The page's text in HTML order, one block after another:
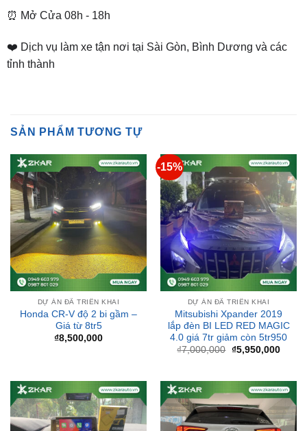
❤️ Dịch vụ làm xe tận nơi tại Sài Gòn, Bình Dương và các
DỰ ÁN ĐÃ TRIỂN KHAI
Honda CR-V độ 2 bi gầm –
Giá từ 8tr5
₫8,500,000
DỰ ÁN ĐÃ TRIỂN KHAI
Mitsubishi Xpander 2019
lắp đèn BI LED RED MAGIC
4.0 giá 7tr giảm còn 5tr950
₫ 7,000,000 Giá
gốc
là:
₫7,000,000.
₫5,950,000Giá
hiện
tại
là: